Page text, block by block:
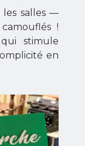
les salles —
!
stimule
en